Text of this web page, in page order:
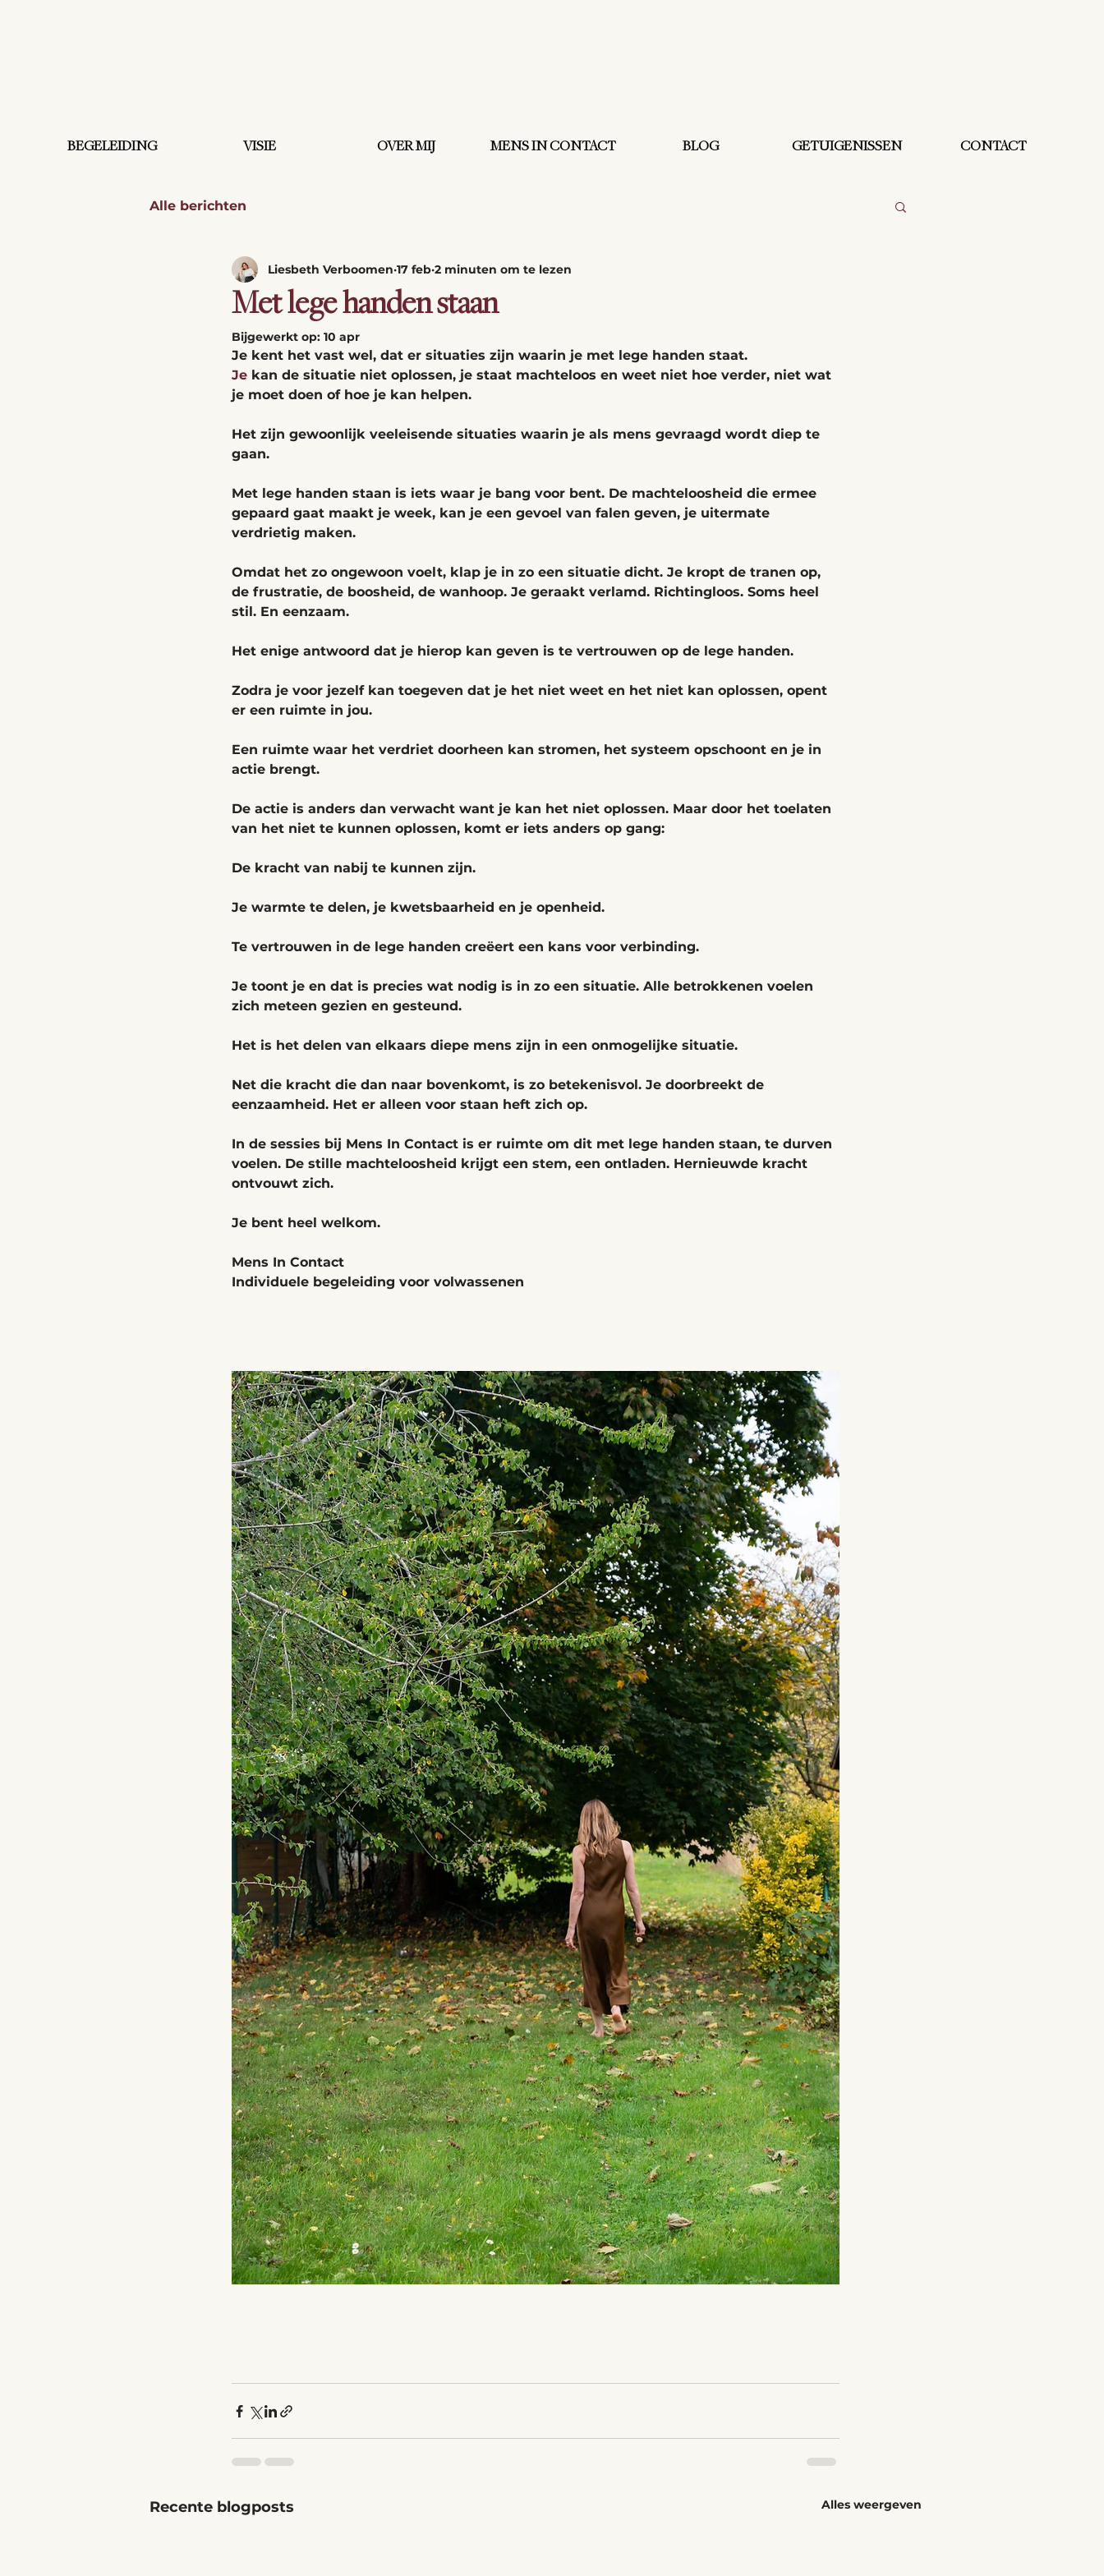
BEGELEIDING VISIE OVER MIJ MENS IN CONTACT BLOG GETUIGENISSEN CONTACT
Alle berichten
Met lege handen staan
Liesbeth Verboomen 17 feb 2 minuten om te lezen
Bijgewerkt op: 10 apr
Je kent het vast wel, dat er situaties zijn waarin je met lege handen staat.
Je kan de situatie niet oplossen, je staat machteloos en weet niet hoe verder, niet wat
je moet doen of hoe je kan helpen.
Het zijn gewoonlijk veeleisende situaties waarin je als mens gevraagd wordt diep te
gaan.
Met lege handen staan is iets waar je bang voor bent. De machteloosheid die ermee
gepaard gaat maakt je week, kan je een gevoel van falen geven, je uitermate
verdrietig maken.
Omdat het zo ongewoon voelt, klap je in zo een situatie dicht. Je kropt de tranen op,
de frustratie, de boosheid, de wanhoop. Je geraakt verlamd. Richtingloos. Soms heel
stil. En eenzaam.
Het enige antwoord dat je hierop kan geven is te vertrouwen op de lege handen.
Zodra je voor jezelf kan toegeven dat je het niet weet en het niet kan oplossen, opent
er een ruimte in jou.
Een ruimte waar het verdriet doorheen kan stromen, het systeem opschoont en je in
actie brengt.
De actie is anders dan verwacht want je kan het niet oplossen. Maar door het toelaten
van het niet te kunnen oplossen, komt er iets anders op gang:
De kracht van nabij te kunnen zijn.
Je warmte te delen, je kwetsbaarheid en je openheid.
Te vertrouwen in de lege handen creëert een kans voor verbinding.
Je toont je en dat is precies wat nodig is in zo een situatie. Alle betrokkenen voelen
zich meteen gezien en gesteund.
Het is het delen van elkaars diepe mens zijn in een onmogelijke situatie.
Net die kracht die dan naar bovenkomt, is zo betekenisvol. Je doorbreekt de
eenzaamheid. Het er alleen voor staan heft zich op.
In de sessies bij Mens In Contact is er ruimte om dit met lege handen staan, te durven
voelen. De stille machteloosheid krijgt een stem, een ontladen. Hernieuwde kracht
ontvouwt zich.
Je bent heel welkom.
Mens In Contact
Individuele begeleiding voor volwassenen
Recente blogposts Alles weergeven